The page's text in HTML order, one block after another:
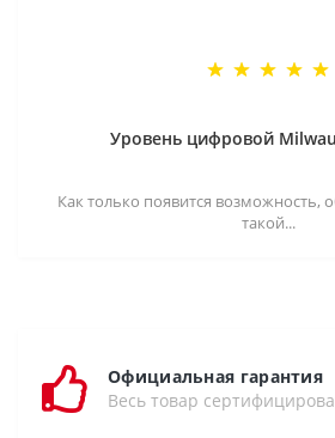
Уровень цифровой
Как только появится возможность,
такой...
Официальная гарантия
Весь товар